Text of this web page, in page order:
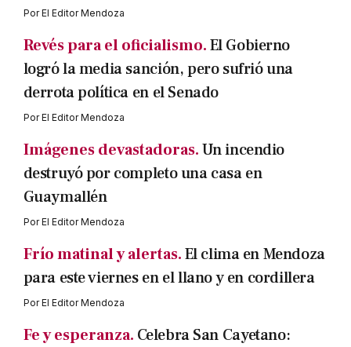
PorEl Editor Mendoza
Revés para el oficialismo.El Gobierno
logró la media sanción, pero sufrió una
derrota política en el Senado
PorEl Editor Mendoza
Imágenes devastadoras.Un incendio
destruyó por completo una casa en
Guaymallén
PorEl Editor Mendoza
Frío matinal y alertas.El clima en Mendoza
para este viernes en el llano y en cordillera
PorEl Editor Mendoza
Fe y esperanza. Celebra San Cayetano: